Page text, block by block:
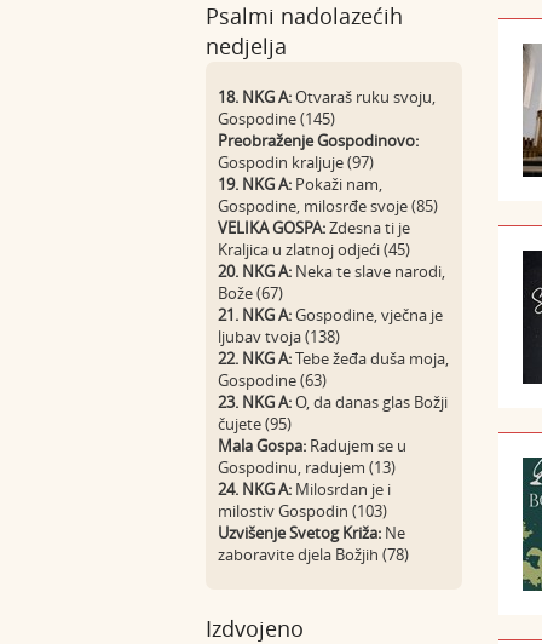
Psalmi nadolazećih
nedjelja
18. NKG A:Otvaraš ruku svoju,
Gospodine (145)
Preobraženje Gospodinovo:
Gospodin kraljuje (97)
19. NKG A: Pokaži nam,
Gospodine, milosrđe svoje (85)
VELIKA GOSPA:Zdesna ti je
Kraljica u zlatnoj odjeći (45)
20. NKG A: Neka te slave narodi,
Bože (67)
21. NKG A:Gospodine, vječna je
ljubav tvoja (138)
22. NKG A:Tebe žeđa duša moja,
Gospodine (63)
23. NKG A:O, da danas glas Božji
čujete (95)
Mala Gospa: Radujem se u
Gospodinu, radujem (13)
24. NKG A: Milosrdan je i
milostiv Gospodin (103)
Uzvišenje Svetog Križa: Ne
zaboravite djela Božjih (78)
Izdvojeno